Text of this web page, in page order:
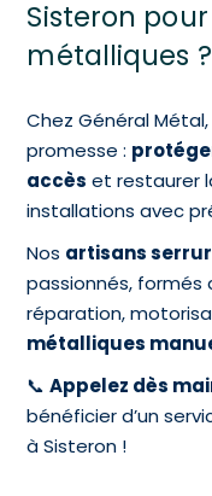
Sisteron
métalliques ?
Chez Général
promesse :
accès et restaurer
installations avec
Nos artisans
passionnés, formés
réparation,
métalliques
📞Appelez dès
bénéficier d’un
à Sisteron !